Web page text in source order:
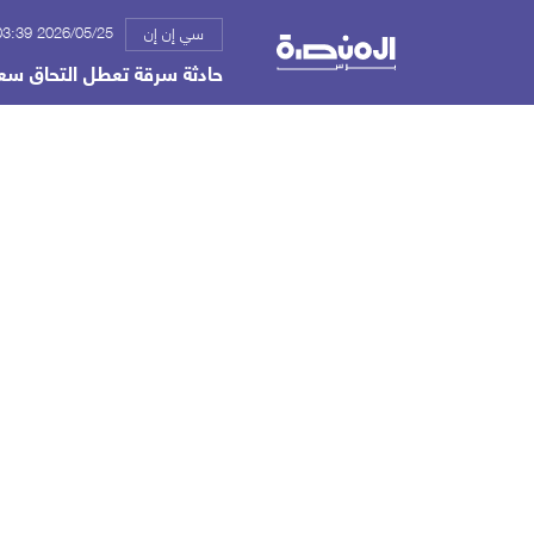
سي إن إن 2026/05/25 03:39 م
حادثة سرقة تعطل التحاق